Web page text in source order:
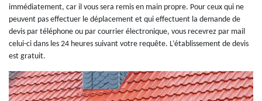
immédiatement, car il vous sera remis en main propre. Pour ceux qui ne
peuvent pas effectuer le déplacement et qui effectuent la demande de
devis par téléphone ou par courrier électronique, vous recevrez par mail
celui-ci dans les 24 heures suivant votre requête. L’établissement de devis
est gratuit.